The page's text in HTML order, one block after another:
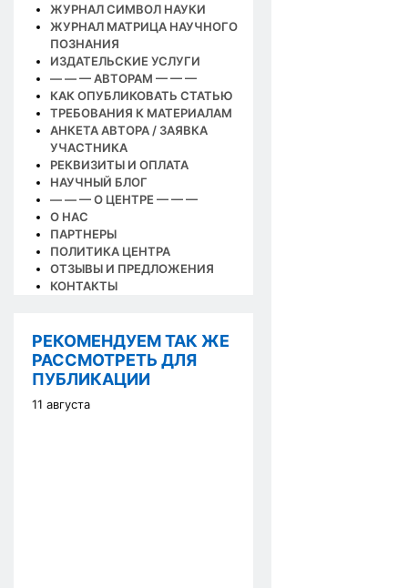
ЖУРНАЛ СИМВОЛ НАУКИ
ЖУРНАЛ МАТРИЦА НАУЧНОГО
ПОЗНАНИЯ
ИЗДАТЕЛЬСКИЕ УСЛУГИ
— — — АВТОРАМ — — —
КАК ОПУБЛИКОВАТЬ СТАТЬЮ
ТРЕБОВАНИЯ К МАТЕРИАЛАМ
АНКЕТА АВТОРА / ЗАЯВКА
УЧАСТНИКА
РЕКВИЗИТЫ И ОПЛАТА
НАУЧНЫЙ БЛОГ
— — — О ЦЕНТРЕ — — —
О НАС
ПАРТНЕРЫ
ПОЛИТИКА ЦЕНТРА
ОТЗЫВЫ И ПРЕДЛОЖЕНИЯ
КОНТАКТЫ
РЕКОМЕНДУЕМ ТАК ЖЕ
РАССМОТРЕТЬ ДЛЯ
ПУБЛИКАЦИИ
11 августа